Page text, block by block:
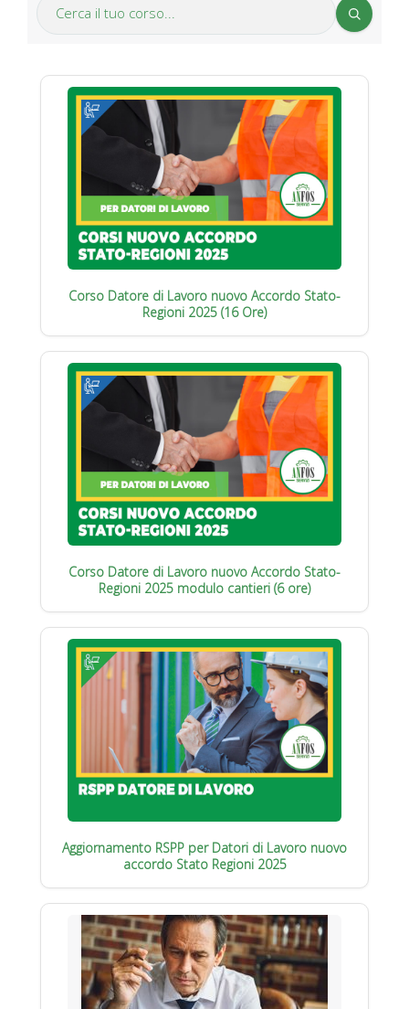
Corso Datore di Lavoro nuovo Accordo Stato-
Regioni 2025 (16 Ore)
Corso Datore di Lavoro nuovo Accordo Stato-
Regioni 2025 modulo cantieri (6 ore)
Aggiornamento RSPP per Datori di Lavoro nuovo
accordo Stato Regioni 2025